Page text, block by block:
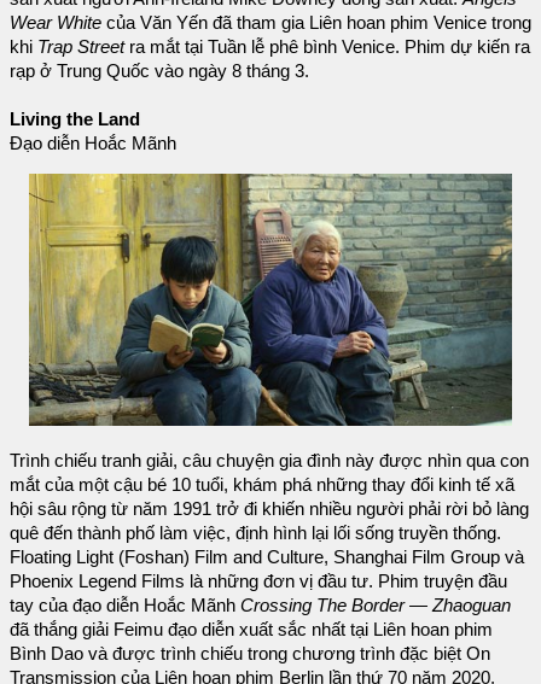
Wear White của Văn Yến đã tham gia Liên hoan phim Venice trong
khi Trap Streetra mắt tại Tuần lễ phê bình Venice. Phim dự kiến ​​ra
rạp ở Trung Quốc vào ngày 8 tháng 3.
Living the Land
Đạo diễn Hoắc Mãnh
Trình chiếu tranh giải, câu chuyện gia đình này được nhìn qua con
mắt của một cậu bé 10 tuổi, khám phá những thay đổi kinh tế xã
hội sâu rộng từ năm 1991 trở đi khiến nhiều người phải rời bỏ làng
quê đến thành phố làm việc, định hình lại lối sống truyền thống.
Floating Light (Foshan) Film and Culture, Shanghai Film Group và
Phoenix Legend Films là những đơn vị đầu tư. Phim truyện đầu
tay của đạo diễn Hoắc Mãnh Crossing The Border — Zhaoguan
đã thắng giải Feimu đạo diễn xuất sắc nhất tại Liên hoan phim
Bình Dao và được trình chiếu trong chương trình đặc biệt On
Transmission của Liên hoan phim Berlin lần thứ 70 năm 2020.